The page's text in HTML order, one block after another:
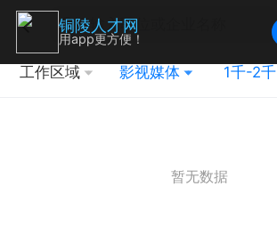
工作区域 影视媒体 1千-2千
暂无数据
铜陵人才网
用app更方便！